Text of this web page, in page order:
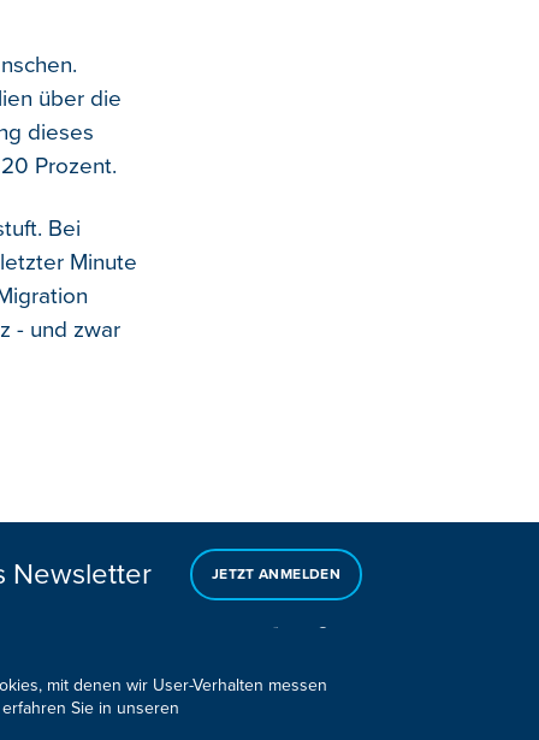
über die
dieses
Prozent.
Bei
Minute
- und zwar
Newsletter JETZT ANMELDEN
mit denen wir User-Verhalten messen
Sie in unseren